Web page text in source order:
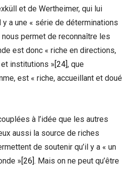
et de Wertheimer, qui lui
y a une « série de déterminations
permet de reconnaître les
est donc « riche en directions,
institutions »[24], que
est « riche, accueillant et doué
à l’idée que les autres
aussi la source de riches
de soutenir qu’il y a « un
»[26]. Mais on ne peut qu’être